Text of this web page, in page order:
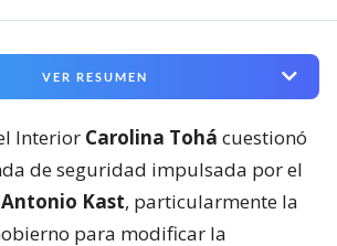
VER RESUMEN
Interior Carolina Tohá cuestionó
de seguridad impulsada por el
Antonio Kast, particularmente la
para modificar la